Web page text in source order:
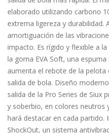
elaborado utilizando carbono
extrema ligereza y durabilidad.
amortiguación de las
impacto. Es rígido y flexible a
la goma EVA Soft, una
aumenta el rebote de la pelota
salida de bola. Diseño
salida de la Pro Series de Siux
y soberbio, en colores neutros
hará destacar en cada partido.
ShockOut, un sistema